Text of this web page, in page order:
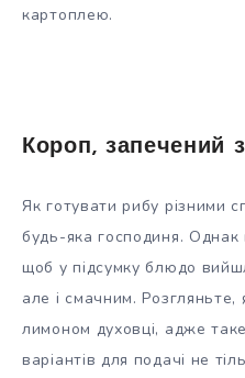
картоплею.
Короп, запечений
Як готувати рибу різними
будь-яка господиня. Однак
щоб у підсумку блюдо
але і смачним. Розгляньте,
лимоном духовці, адже
варіантів для подачі не